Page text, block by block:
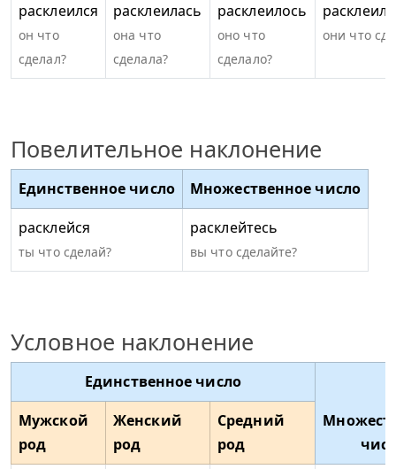
расклеился
он что
сделал?
расклеилась
она что
сделала?
расклеилось
оно что
сделало?
они что
Повелительное наклонение
Единственное число
Множественное число
расклейся
ты что сделай?
расклейтесь
вы что сделайте?
Условное наклонение
Единственное число
Мужской
род
Женский
род
Средний
род